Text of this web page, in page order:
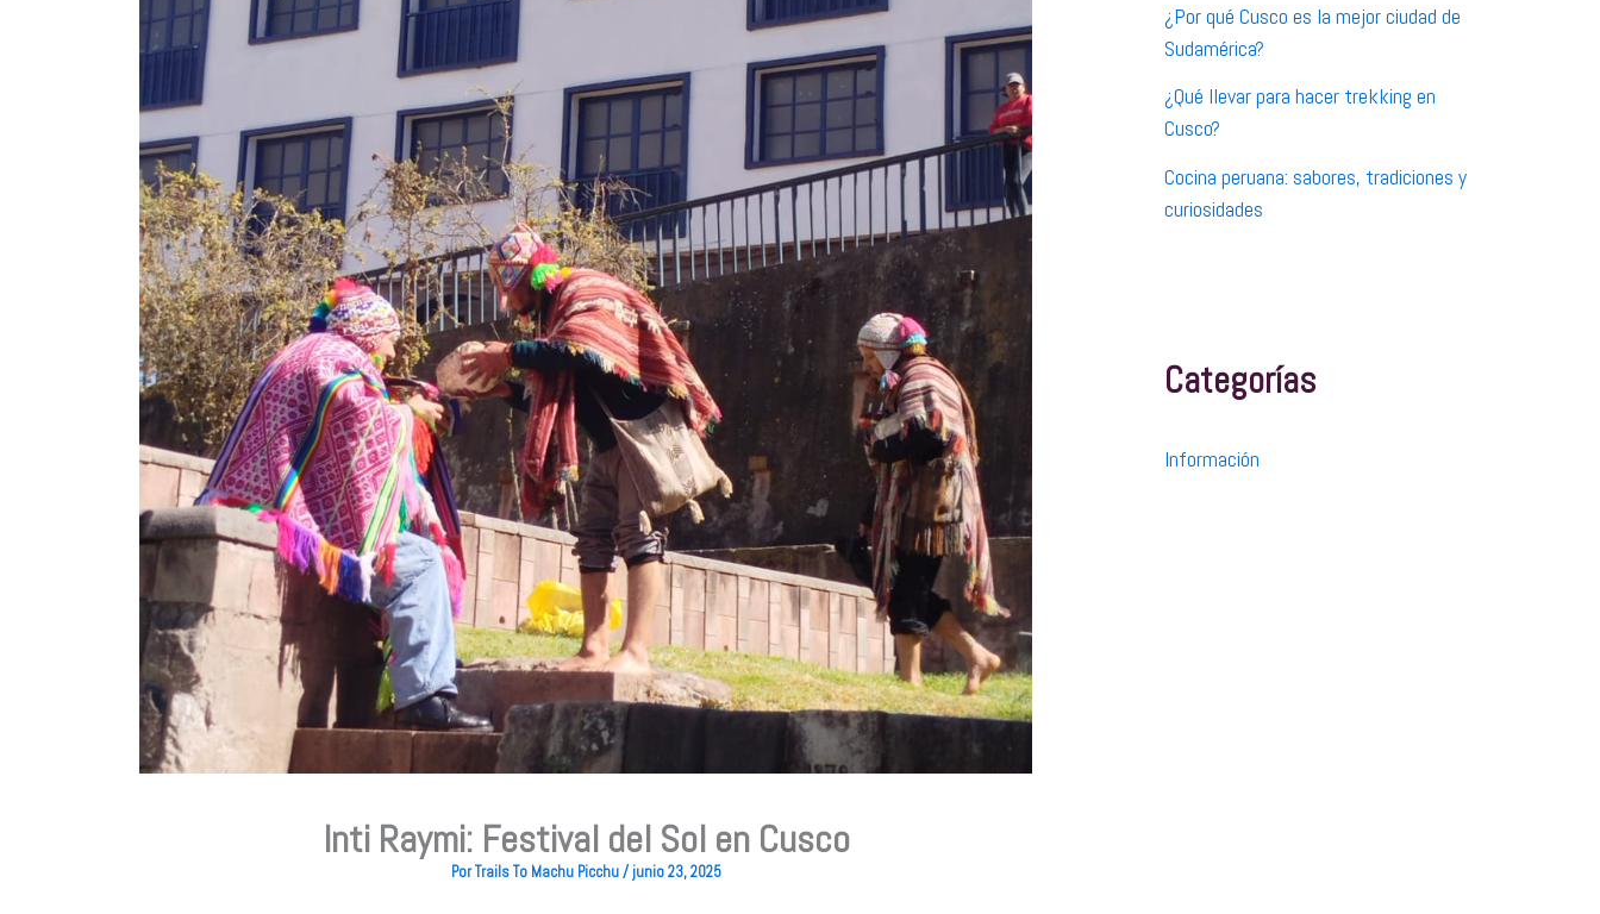
Inti Raymi: Festival del Sol en Cusco
PorTrails To Machu Picchu/junio 23, 2025
¿Por qué Cusco es la mejor ciudad de
Sudamérica?
¿Qué llevar para hacer trekking en
Cusco?
Cocina peruana: sabores, tradiciones y
curiosidades
Categorías
Información